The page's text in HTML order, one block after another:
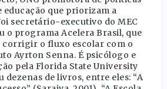
educação que priorizam a
secretário-executivo do MEC
o programa Acelera Brasil, que
corrigir o fluxo escolar com o
Ayrton Senna. É psicólogo e
pela Florida State University
dezenas de livros, entre eles: “A